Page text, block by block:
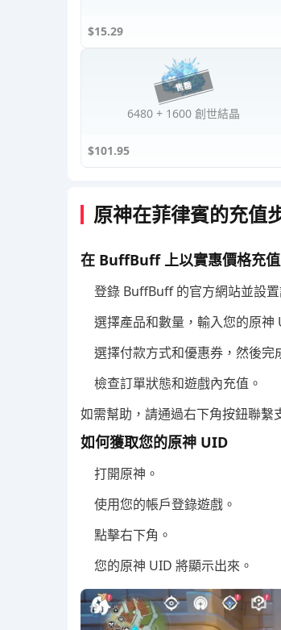
$15.29
6480 + 1600 創世結晶
$101.95
原神在菲律賓的充值
在 BuffBuff 上以實惠價格充
登錄 BuffBuff 的官方網站並設置
選擇產品和數量，輸入您的原神
選擇付款方式和優惠券，然後完
檢查訂單狀態和遊戲內充值。
如需幫助，請通過右下角按鈕聯繫
如何獲取您的原神 UID
打開原神。
使用您的帳戶登錄遊戲。
點擊右下角。
您的原神 UID 將顯示出來。